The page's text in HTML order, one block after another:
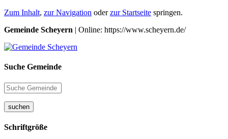
Zum Inhalt, zur Navigation oderzur Startseite springen.
Gemeinde Scheyern | Online: https://www.scheyern.de/
Suche Gemeinde
suchen
Schriftgröße